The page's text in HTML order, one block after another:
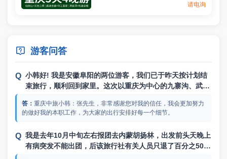
请电询
 游客问答
小韩好! 我是安徽阜阳的两位游客，我们已于昨天按计划结
束旅行，顺利回到家里。这次以重庆为中心的九寨沟、武
意的。事实验证了我的预判，你们公司尤其是你，是值得信
赖的，你们的诚实守信，你的热情周到的服务，是值得肯定
你表示诚挚的谢意！我的朋友同事有到重庆旅游的，我会推
荐你的。再次谢谢！
重庆中旅小韩：张先生，非常感谢您对我的信任，我会更加努力
的做好我的本职工作，为大家的出行安排好每一个细节。
我是去年10月中旬左右报团去内蒙胡扬林，出发前头天晚上
有病突发不能出团，后该旅行社有关人员只退了百分之50的